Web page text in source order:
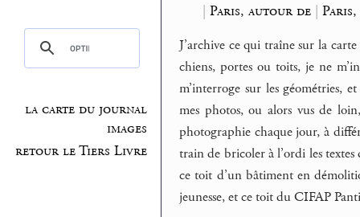
la carte du journal
images
retour le Tiers Livre
| Paris, autour de |
J’archive ce qui traîne sur la
chiens, portes ou toits, je ne
m’interroge sur les géométries,
mes photos, ou alors vus de
photographie chaque jour, à
train de bricoler à l’ordi les
ce toit d’un bâtiment en
jeunesse, et ce toit du CIFAP